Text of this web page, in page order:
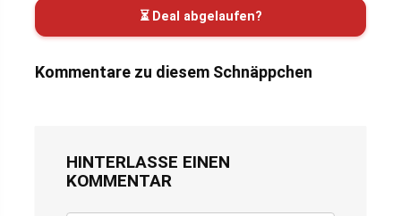
⏳ Deal abgelaufen?
Kommentare zu diesem Schnäppchen
HINTERLASSE EINEN
KOMMENTAR